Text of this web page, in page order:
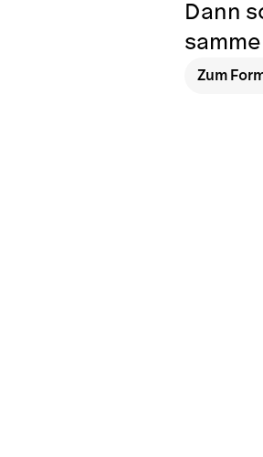
Dann
Zum